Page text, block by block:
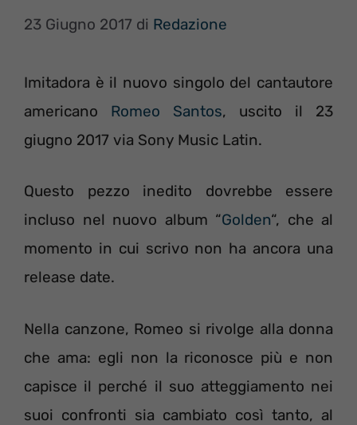
23 Giugno 2017 di Redazione
Imitadora è il nuovo singolo del cantautore
americano Romeo Santos, uscito il 23
giugno 2017 via Sony Music Latin.
Questo pezzo inedito dovrebbe essere
incluso nel nuovo album “Golden“, che al
momento in cui scrivo non ha ancora una
release date.
Nella canzone, Romeo si rivolge alla donna
che ama: egli non la riconosce più e non
capisce il perché il suo atteggiamento nei
suoi confronti sia cambiato così tanto, al